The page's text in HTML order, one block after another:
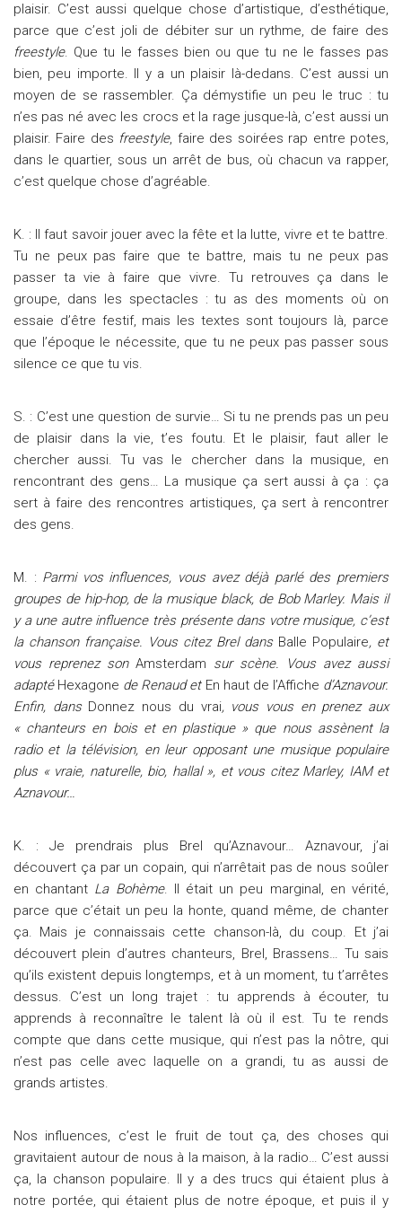
plaisir. C’est aussi quelque chose d’artistique, d’esthétique,
parce que c’est joli de débiter sur un rythme, de faire des
freestyle. Que tu le fasses bien ou que tu ne le fasses pas
bien, peu importe. Il y a un plaisir là-dedans. C’est aussi un
moyen de se rassembler. Ça démystifie un peu le truc : tu
n’es pas né avec les crocs et la rage jusque-là, c’est aussi un
plaisir. Faire des freestyle, faire des soirées rap entre potes,
dans le quartier, sous un arrêt de bus, où chacun va rapper,
c’est quelque chose d’agréable.
K. : Il faut savoir jouer avec la fête et la lutte, vivre et te battre.
Tu ne peux pas faire que te battre, mais tu ne peux pas
passer ta vie à faire que vivre. Tu retrouves ça dans le
groupe, dans les spectacles : tu as des moments où on
essaie d’être festif, mais les textes sont toujours là, parce
que l’époque le nécessite, que tu ne peux pas passer sous
silence ce que tu vis.
S. : C’est une question de survie… Si tu ne prends pas un peu
de plaisir dans la vie, t’es foutu. Et le plaisir, faut aller le
chercher aussi. Tu vas le chercher dans la musique, en
rencontrant des gens… La musique ça sert aussi à ça : ça
sert à faire des rencontres artistiques, ça sert à rencontrer
des gens.
M. : Parmi vos influences, vous avez déjà parlé des premiers
groupes de hip-hop, de la musique black, de Bob Marley. Mais il
y a une autre influence très présente dans votre musique, c’est
la chanson française. Vous citez Brel dansBalle Populaire, et
vous reprenez sonAmsterdam sur scène. Vous avez aussi
adaptéHexagone de Renaud etEn haut de l’Affiche d’Aznavour.
Enfin, dansDonnez nous du vrai, vous vous en prenez aux
« chanteurs en bois et en plastique » que nous assènent la
radio et la télévision, en leur opposant une musique populaire
plus « vraie, naturelle, bio, hallal », et vous citez Marley, IAM et
Aznavour…
K. : Je prendrais plus Brel qu’Aznavour… Aznavour, j’ai
découvert ça par un copain, qui n’arrêtait pas de nous soûler
en chantant La Bohème. Il était un peu marginal, en vérité,
parce que c’était un peu la honte, quand même, de chanter
ça. Mais je connaissais cette chanson-là, du coup. Et j’ai
découvert plein d’autres chanteurs, Brel, Brassens… Tu sais
qu’ils existent depuis longtemps, et à un moment, tu t’arrêtes
dessus. C’est un long trajet : tu apprends à écouter, tu
apprends à reconnaître le talent là où il est. Tu te rends
compte que dans cette musique, qui n’est pas la nôtre, qui
n’est pas celle avec laquelle on a grandi, tu as aussi de
grands artistes.
Nos influences, c’est le fruit de tout ça, des choses qui
gravitaient autour de nous à la maison, à la radio… C’est aussi
ça, la chanson populaire. Il y a des trucs qui étaient plus à
notre portée, qui étaient plus de notre époque, et puis il y